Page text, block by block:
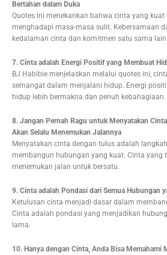
Bertahan dalam Duka
Quotes ini menekankan bahwa cinta yang
menghadapi masa-masa sulit. Kebersamaan
kedalaman cinta dan komitmen satu sama lain.
7. Cinta adalah Energi Positif yang Membuat
BJ Habibie menjelaskan melalui quotes ini,
semangat dalam menjalani hidup. Energi
hidup lebih bermakna dan penuh kebahagiaan.
8. Jangan Pernah Ragu untuk Menyatakan
Akan Selalu Menemukan Jalannya
Menyatakan cinta dengan tulus adalah
membangun hubungan yang kuat. Cinta yang
menemukan jalan untuk bersatu.
9. Cinta adalah Pondasi dari Semua Hubungan
Ketulusan cinta menjadi dasar dalam
Cinta adalah pondasi yang menjadikan
lama.
10. Hanya dengan Cinta, Anda Bisa Memahami